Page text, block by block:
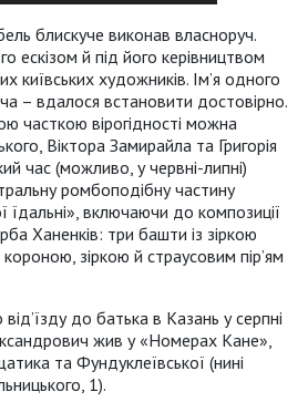
блискуче виконав власноруч.
ескізом й під його керівництвом
київських художників. Ім’я одного
– вдалося встановити достовірно.
часткою вірогідності можна
Віктора Замирайла та Григорія
час (можливо, у червні-липні)
ромбоподібну частину
включаючи до композиції
Ханенків: три башти із зіркою
зіркою й страусовим пір’ям
до батька в Казань у серпні
жив у «Номерах Кане»,
та Фундуклеївської (нині
1).